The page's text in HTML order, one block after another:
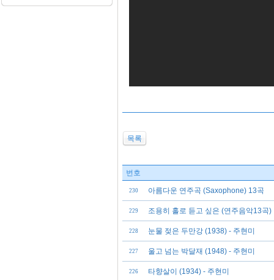
목록
번호
230 아름다운 연주곡 (Saxophone) 13곡
229 조용히 홀로 듣고 싶은 (연주음악13곡)
228 눈물 젖은 두만강 (1938) - 주현미
227 울고 넘는 박달재 (1948) - 주현미
226 타향살이 (1934) - 주현미